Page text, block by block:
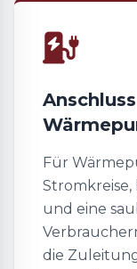
Für
und eine
die